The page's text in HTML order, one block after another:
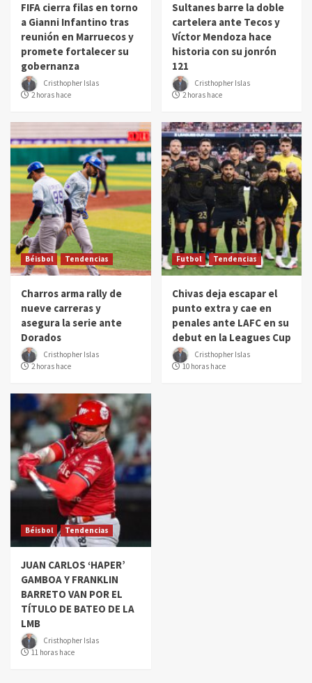
FIFA cierra filas en torno
a Gianni Infantino tras
reunión en Marruecos y
promete fortalecer su
gobernanza
Cristhopher Islas
2 horas hace
Sultanes barre la doble
cartelera ante Tecos y
Víctor Mendoza hace
historia con su jonrón
121
Cristhopher Islas
2 horas hace
Béisbol Tendencias
Charros arma rally de
nueve carreras y
asegura la serie ante
Dorados
Cristhopher Islas
2 horas hace
Futbol Tendencias
Chivas deja escapar el
punto extra y cae en
penales ante LAFC en su
debut en la Leagues Cup
Cristhopher Islas
10 horas hace
Béisbol Tendencias
JUAN CARLOS ‘HAPER’
GAMBOA Y FRANKLIN
BARRETO VAN POR EL
TÍTULO DE BATEO DE LA
LMB
Cristhopher Islas
11 horas hace